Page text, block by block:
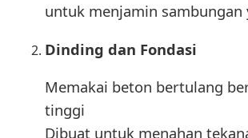
untuk menjamin sambungan
Dinding dan Fondasi
Memakai beton bertulang
tinggi
Dibuat untuk menahan